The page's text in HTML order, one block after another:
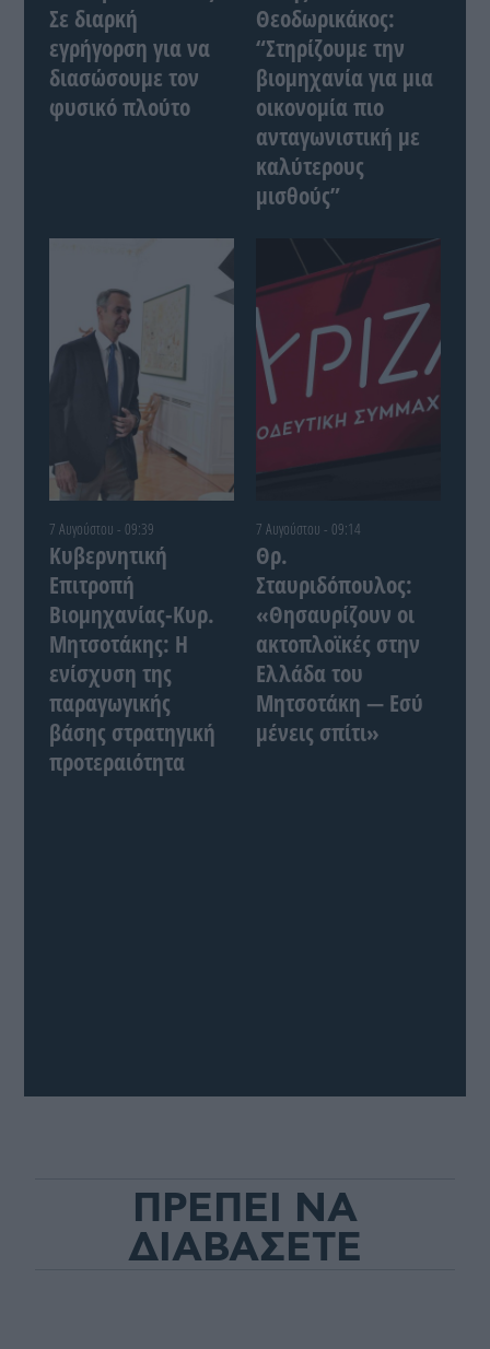
Σε διαρκή
εγρήγορση για να
διασώσουμε τον
φυσικό πλούτο
Θεοδωρικάκος:
“Στηρίζουμε την
βιομηχανία για μια
οικονομία πιο
ανταγωνιστική με
καλύτερους
μισθούς”
7 Αυγούστου - 09:39
Κυβερνητική
Επιτροπή
Βιομηχανίας-Κυρ.
Μητσοτάκης: Η
ενίσχυση της
παραγωγικής
βάσης στρατηγική
προτεραιότητα
7 Αυγούστου - 09:14
Θρ.
Σταυριδόπουλος:
«Θησαυρίζουν οι
ακτοπλοϊκές στην
Ελλάδα του
Μητσοτάκη — Εσύ
μένεις σπίτι»
ΠΡΕΠΕΙ ΝΑ
ΔΙΑΒΑΣΕΤΕ